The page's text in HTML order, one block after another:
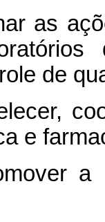
ações
de
e
a